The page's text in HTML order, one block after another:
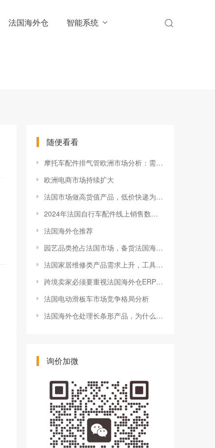
法国海外仓 智能系统
随便看看
摩托车配件排气管欧洲市场分析：需求稳定，但合规门槛越来越高
欧洲电商市场持续扩大
法国市场做高货值产品，低价快递为什么容易拖出售后问题
2024年法国自行车配件线上销售数据分析
法国海外仓推荐
园艺品类抢占法国市场，备货法国海外仓一件代发成为新趋势
法国家居维修类产品需求上升，工具类卖家可以关注哪些细分方向
跨境卖家必须要重视法国海外仓ERP与WMS协同
法国电动滑板车市场竞争格局分析
法国海外仓处理长条形产品，为什么比普通箱更容易出问题
询价加微